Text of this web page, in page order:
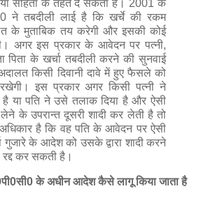
गुजारे के आदेश को उसके द्वारा शादी करने
रद्द कर सकती है।
के अधीन आदेश कैसे लागू किया जाता है
बिना किसी उचित कारण के आदेश का
तो खर्चे की रकम के बारे में वारन्ट जारी
है। वारन्ट जारी होने के बावजूद मासिक
होने की स्थिति में प्रत्यार्थी को एक माह
सकती है। खर्चे के आदेश को लागू करने
देय तिथि के एक साल के भीतर दिया जाना
उच्च न्यायालय द्वारा दिये गये फैसले
को उतने महीने तक लगातार जेल में
सकता है जितने महीने तक का गुजारा भता